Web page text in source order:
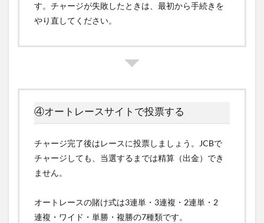
す。チャージが失敗したときは、最初から手続きを
やり直してください。
④オートレースサイトで投票する
チャージ完了後はレースに投票しましょう。JCBで
チャージしても、当選するまでは精算（出金）でき
ません。
オートレースの賭け式は3連単・3連複・2連単・2
連複・ワイド・単勝・複勝の7種類です。